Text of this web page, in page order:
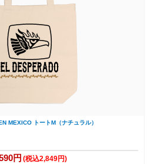
MEXICO トートM（ナチュラル）
円 (税込2,849円)